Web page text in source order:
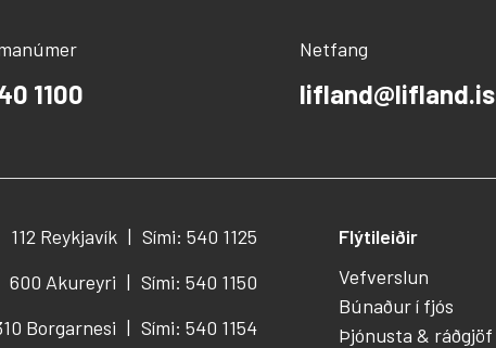
1100
Netfang
lifland@lifland.is
112 Reykjavík
Sími: 540 1125
600 Akureyri
Sími: 540 1150
Borgarnesi
Sími: 540 1154
Flýtileiðir
Vefverslun
Búnaður í fjós
Þjónusta & ráðgjöf